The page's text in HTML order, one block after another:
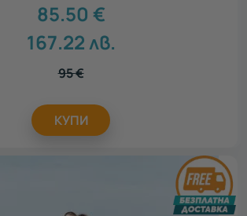
85.50 €
167.22лв.
95€
КУПИ